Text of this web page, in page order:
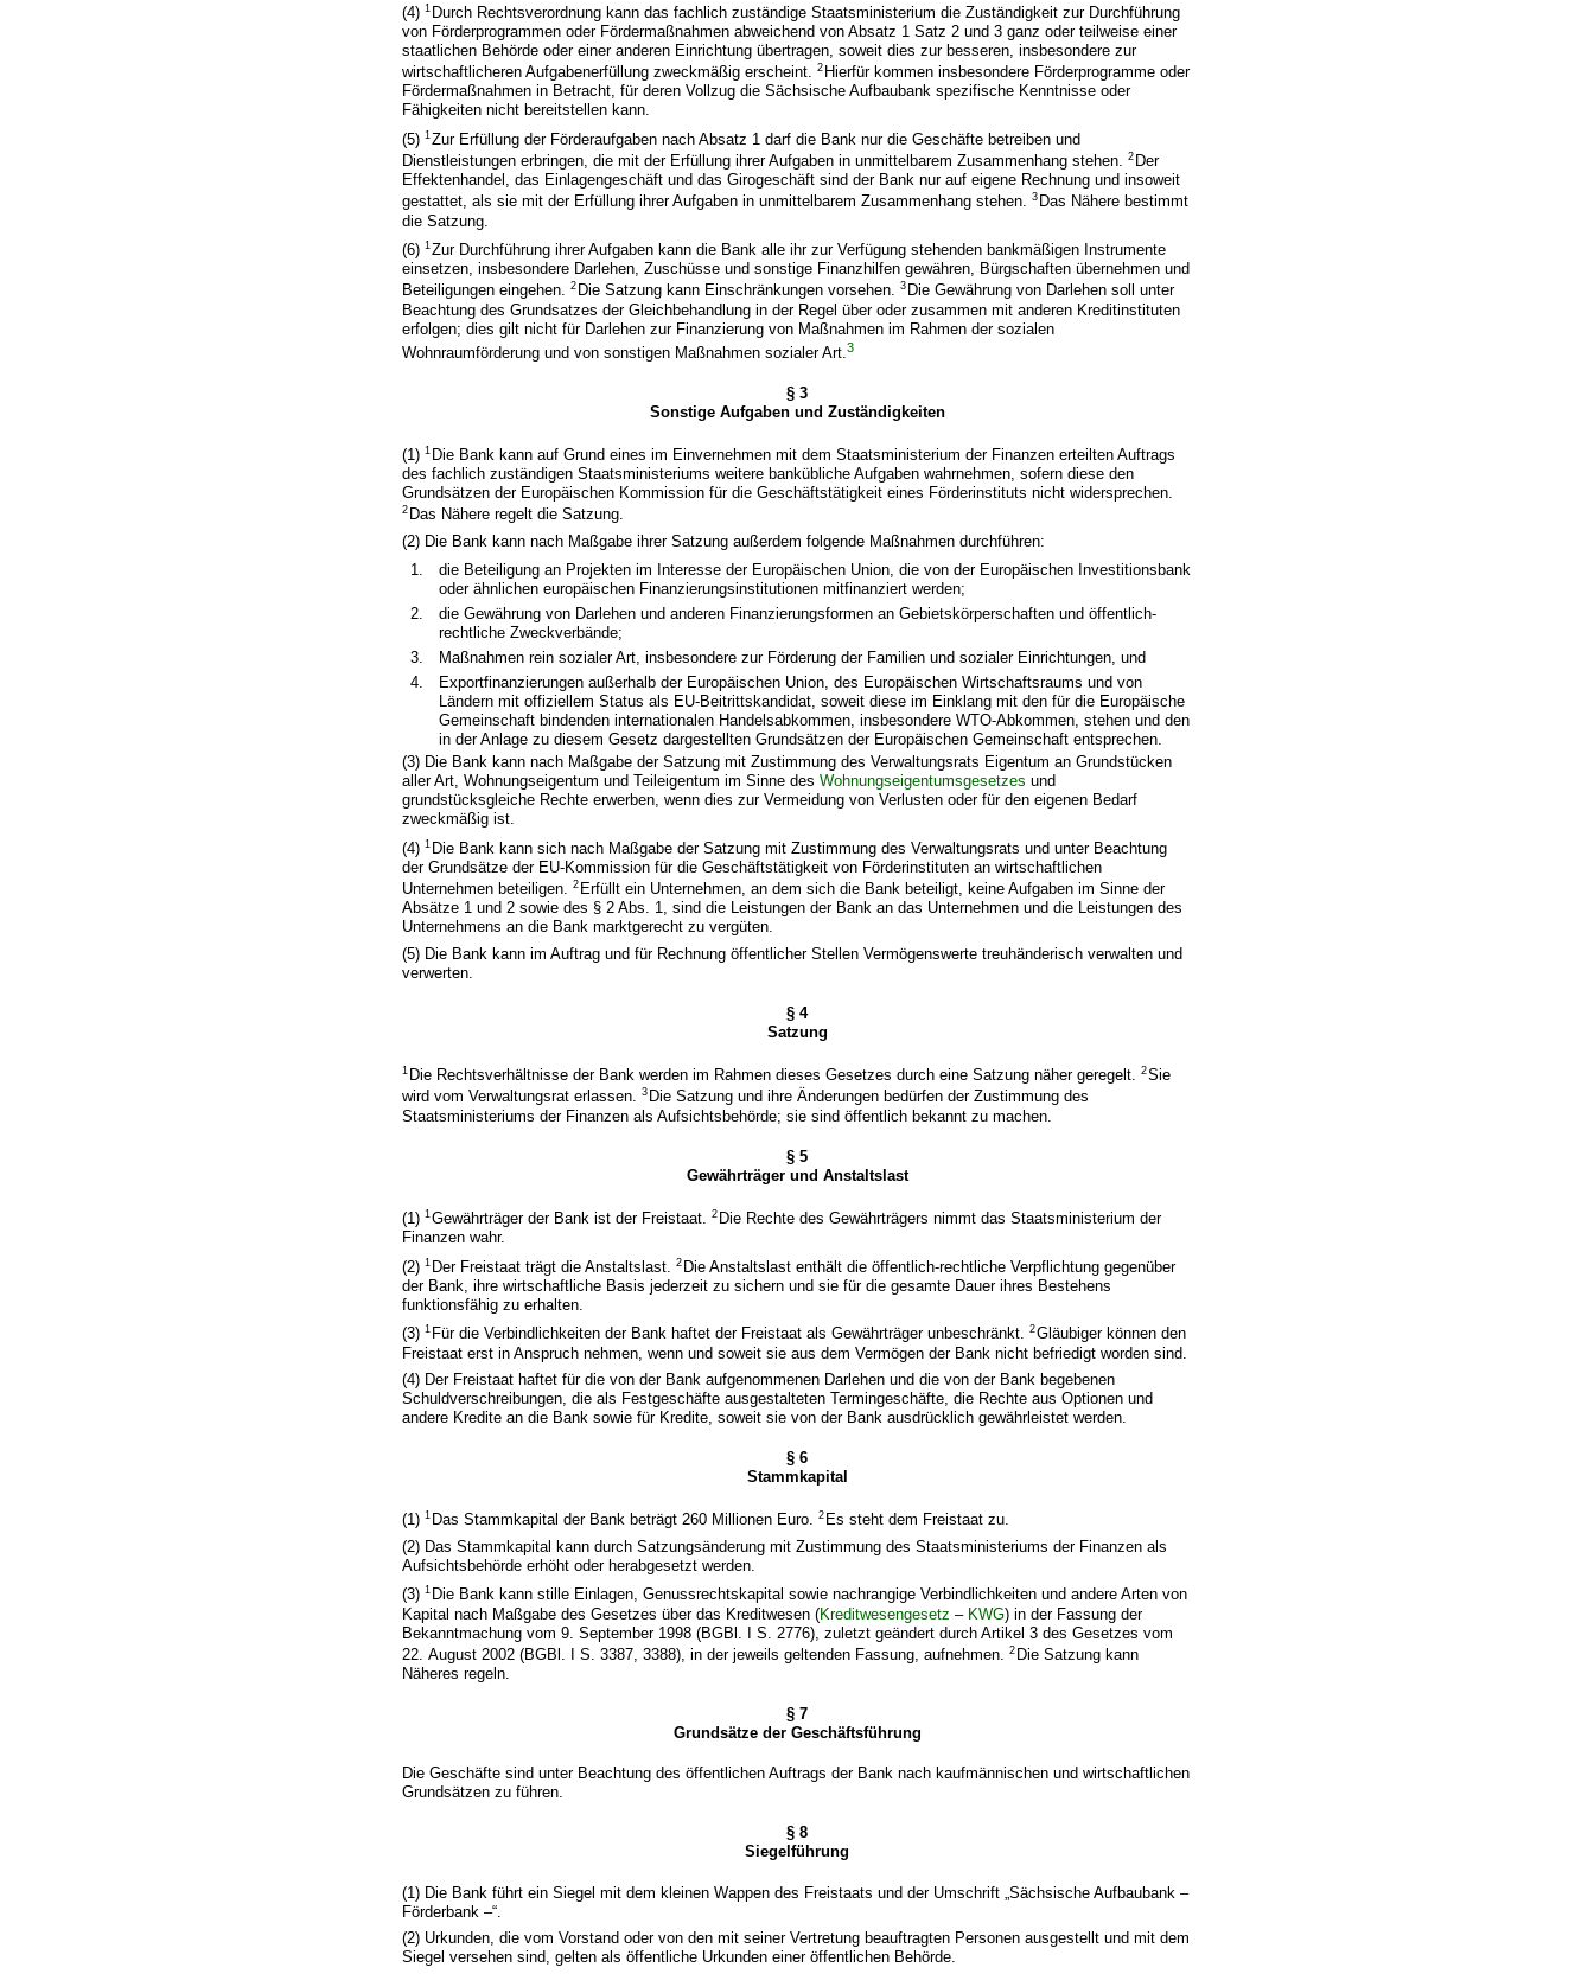
(4)1 Durch Rechtsverordnung kann das fachlich zuständige Staatsministerium die Zuständigkeit zur Durchführung
von Förderprogrammen oder Fördermaßnahmen abweichend von Absatz 1 Satz 2 und 3 ganz oder teilweise einer
staatlichen Behörde oder einer anderen Einrichtung übertragen, soweit dies zur besseren, insbesondere zur
wirtschaftlicheren Aufgabenerfüllung zweckmäßig erscheint.2 Hierfür kommen insbesondere Förderprogramme oder
Fördermaßnahmen in Betracht, für deren Vollzug die Sächsische Aufbaubank spezifische Kenntnisse oder
Fähigkeiten nicht bereitstellen kann.
(5)1 Zur Erfüllung der Förderaufgaben nach Absatz 1 darf die Bank nur die Geschäfte betreiben und
Dienstleistungen erbringen, die mit der Erfüllung ihrer Aufgaben in unmittelbarem Zusammenhang stehen.2 Der
Effektenhandel, das Einlagengeschäft und das Girogeschäft sind der Bank nur auf eigene Rechnung und insoweit
gestattet, als sie mit der Erfüllung ihrer Aufgaben in unmittelbarem Zusammenhang stehen.3 Das Nähere bestimmt
die Satzung.
(6)1Zur Durchführung ihrer Aufgaben kann die Bank alle ihr zur Verfügung stehenden bankmäßigen Instrumente
einsetzen, insbesondere Darlehen, Zuschüsse und sonstige Finanzhilfen gewähren, Bürgschaften übernehmen und
Beteiligungen eingehen.2 Die Satzung kann Einschränkungen vorsehen.3 Die Gewährung von Darlehen soll unter
Beachtung des Grundsatzes der Gleichbehandlung in der Regel über oder zusammen mit anderen Kreditinstituten
erfolgen; dies gilt nicht für Darlehen zur Finanzierung von Maßnahmen im Rahmen der sozialen
Wohnraumförderung und von sonstigen Maßnahmen sozialer Art.3
§ 3
Sonstige Aufgaben und Zuständigkeiten
(1)1 Die Bank kann auf Grund eines im Einvernehmen mit dem Staatsministerium der Finanzen erteilten Auftrags
des fachlich zuständigen Staatsministeriums weitere bankübliche Aufgaben wahrnehmen, sofern diese den
Grundsätzen der Europäischen Kommission für die Geschäftstätigkeit eines Förderinstituts nicht widersprechen.
2 Das Nähere regelt die Satzung.
(2) Die Bank kann nach Maßgabe ihrer Satzung außerdem folgende Maßnahmen durchführen:
1.
die Beteiligung an Projekten im Interesse der Europäischen Union, die von der Europäischen Investitionsbank
oder ähnlichen europäischen Finanzierungsinstitutionen mitfinanziert werden;
2.
die Gewährung von Darlehen und anderen Finanzierungsformen an Gebietskörperschaften und öffentlich-
rechtliche Zweckverbände;
3.
Maßnahmen rein sozialer Art, insbesondere zur Förderung der Familien und sozialer Einrichtungen, und
4.
Exportfinanzierungen außerhalb der Europäischen Union, des Europäischen Wirtschaftsraums und von
Ländern mit offiziellem Status als EU-Beitrittskandidat, soweit diese im Einklang mit den für die Europäische
Gemeinschaft bindenden internationalen Handelsabkommen, insbesondere WTO-Abkommen, stehen und den
in der Anlage zu diesem Gesetz dargestellten Grundsätzen der Europäischen Gemeinschaft entsprechen.
(3) Die Bank kann nach Maßgabe der Satzung mit Zustimmung des Verwaltungsrats Eigentum an Grundstücken
aller Art, Wohnungseigentum und Teileigentum im Sinne desWohnungseigentumsgesetzes und
grundstücksgleiche Rechte erwerben, wenn dies zur Vermeidung von Verlusten oder für den eigenen Bedarf
zweckmäßig ist.
(4)1 Die Bank kann sich nach Maßgabe der Satzung mit Zustimmung des Verwaltungsrats und unter Beachtung
der Grundsätze der EU-Kommission für die Geschäftstätigkeit von Förderinstituten an wirtschaftlichen
Unternehmen beteiligen.2 Erfüllt ein Unternehmen, an dem sich die Bank beteiligt, keine Aufgaben im Sinne der
Absätze 1 und 2 sowie des § 2 Abs. 1, sind die Leistungen der Bank an das Unternehmen und die Leistungen des
Unternehmens an die Bank marktgerecht zu vergüten.
(5) Die Bank kann im Auftrag und für Rechnung öffentlicher Stellen Vermögenswerte treuhänderisch verwalten und
verwerten.
§ 4
Satzung
1 Die Rechtsverhältnisse der Bank werden im Rahmen dieses Gesetzes durch eine Satzung näher geregelt.2Sie
wird vom Verwaltungsrat erlassen.3 Die Satzung und ihre Änderungen bedürfen der Zustimmung des
Staatsministeriums der Finanzen als Aufsichtsbehörde; sie sind öffentlich bekannt zu machen.
§ 5
Gewährträger und Anstaltslast
(1)1Gewährträger der Bank ist der Freistaat.2 Die Rechte des Gewährträgers nimmt das Staatsministerium der
Finanzen wahr.
(2)1 Der Freistaat trägt die Anstaltslast.2 Die Anstaltslast enthält die öffentlich-rechtliche Verpflichtung gegenüber
der Bank, ihre wirtschaftliche Basis jederzeit zu sichern und sie für die gesamte Dauer ihres Bestehens
funktionsfähig zu erhalten.
(3)1 Für die Verbindlichkeiten der Bank haftet der Freistaat als Gewährträger unbeschränkt.2Gläubiger können den
Freistaat erst in Anspruch nehmen, wenn und soweit sie aus dem Vermögen der Bank nicht befriedigt worden sind.
(4) Der Freistaat haftet für die von der Bank aufgenommenen Darlehen und die von der Bank begebenen
Schuldverschreibungen, die als Festgeschäfte ausgestalteten Termingeschäfte, die Rechte aus Optionen und
andere Kredite an die Bank sowie für Kredite, soweit sie von der Bank ausdrücklich gewährleistet werden.
§ 6
Stammkapital
(1)1 Das Stammkapital der Bank beträgt 260 Millionen Euro.2 Es steht dem Freistaat zu.
(2) Das Stammkapital kann durch Satzungsänderung mit Zustimmung des Staatsministeriums der Finanzen als
Aufsichtsbehörde erhöht oder herabgesetzt werden.
(3)1 Die Bank kann stille Einlagen, Genussrechtskapital sowie nachrangige Verbindlichkeiten und andere Arten von
Kapital nach Maßgabe des Gesetzes über das Kreditwesen (Kreditwesengesetz – KWG) in der Fassung der
Bekanntmachung vom 9. September 1998 (BGBl. I S. 2776), zuletzt geändert durch Artikel 3 des Gesetzes vom
22. August 2002 (BGBl. I S. 3387, 3388), in der jeweils geltenden Fassung, aufnehmen.2 Die Satzung kann
Näheres regeln.
§ 7
Grundsätze der Geschäftsführung
Die Geschäfte sind unter Beachtung des öffentlichen Auftrags der Bank nach kaufmännischen und wirtschaftlichen
Grundsätzen zu führen.
§ 8
Siegelführung
(1) Die Bank führt ein Siegel mit dem kleinen Wappen des Freistaats und der Umschrift „Sächsische Aufbaubank –
Förderbank –“.
(2) Urkunden, die vom Vorstand oder von den mit seiner Vertretung beauftragten Personen ausgestellt und mit dem
Siegel versehen sind, gelten als öffentliche Urkunden einer öffentlichen Behörde.